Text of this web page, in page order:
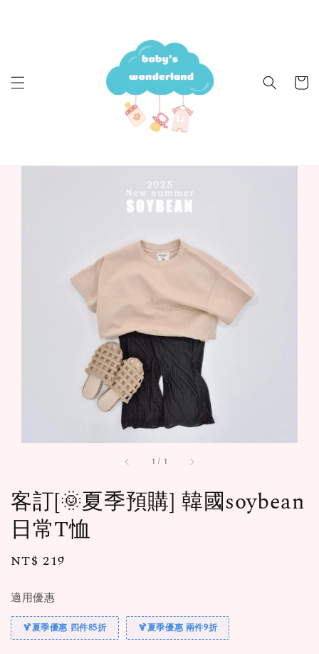
1 / 1
客訂[🌞夏季預購] 韓國soybean
日常T恤
Regular
NT$ 219
適用優惠
🍹夏季優惠 四件85折 🍹夏季優惠 兩件9折